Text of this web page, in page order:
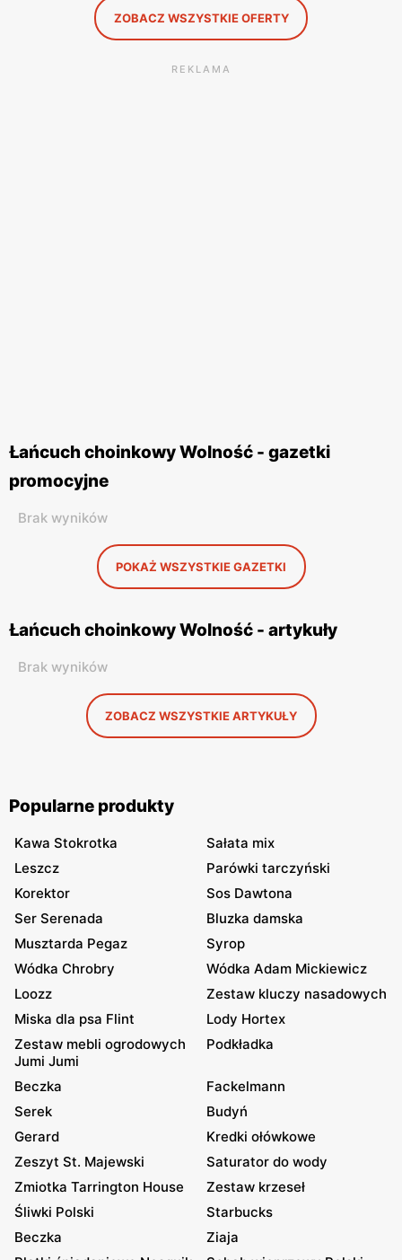
ZOBACZ WSZYSTKIE OFERTY
REKLAMA
Łańcuch choinkowy Wolność - gazetki
promocyjne
Brak wyników
POKAŻ WSZYSTKIE GAZETKI
Łańcuch choinkowy Wolność - artykuły
Brak wyników
ZOBACZ WSZYSTKIE ARTYKUŁY
Popularne produkty
Kawa Stokrotka
Sałata mix
Leszcz
Parówki tarczyński
Korektor
Sos Dawtona
Ser Serenada
Bluzka damska
Musztarda Pegaz
Syrop
Wódka Chrobry
Wódka Adam Mickiewicz
Loozz
Zestaw kluczy nasadowych
Miska dla psa Flint
Lody Hortex
Zestaw mebli ogrodowych
Jumi Jumi
Podkładka
Beczka
Fackelmann
Serek
Budyń
Gerard
Kredki ołówkowe
Zeszyt St. Majewski
Saturator do wody
Zmiotka Tarrington House
Zestaw krzeseł
Śliwki Polski
Starbucks
Beczka
Ziaja